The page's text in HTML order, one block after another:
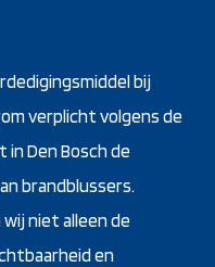
bij
verplicht volgens de
in Den Bosch de
brandblussers.
niet alleen de
en